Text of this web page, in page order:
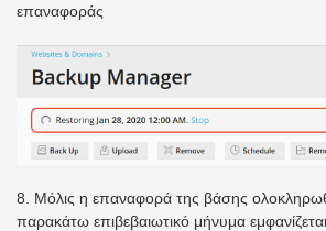
επαναφοράς
8. Μόλις η επαναφορά της βάσης
παρακάτω επιβεβαιωτικό μήνυμα